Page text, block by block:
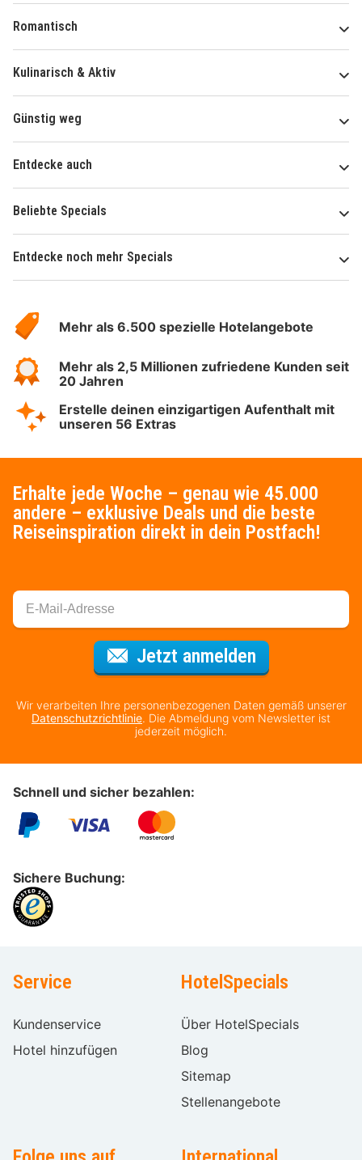
Romantisch
Kulinarisch & Aktiv
Günstig weg
Entdecke auch
Beliebte Specials
Entdecke noch mehr Specials
Hotelspecials
Mehr als 6.500 spezielle Hotelangebote
Mehr als 2,5 Millionen zufriedene Kunden seit
20 Jahren
Erstelle deinen einzigartigen Aufenthalt mit
unseren 56 Extras
Erhalte jede Woche – genau wie 45.000
andere – exklusive Deals und die beste
Reiseinspiration direkt in dein Postfach!
Jetzt anmeldenFür den
Wir verarbeiten Ihre personenbezogenen Daten gemäß unserer
Datenschutzrichtlinie. Die Abmeldung vom Newsletter ist
jederzeit möglich.
Schnell und sicher bezahlen:
Sichere Buchung:
Service
Kundenservice
Hotel hinzufügen
HotelSpecials
Über HotelSpecials
Blog
Sitemap
Stellenangebote